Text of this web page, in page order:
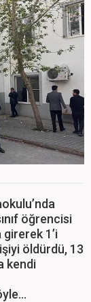
öğrencisi
girerek 1’i
öldürdü, 13
kendi